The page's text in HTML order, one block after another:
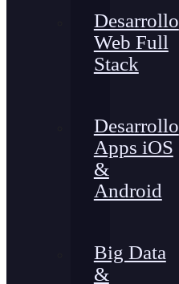
Desarrollo
Web Full
Stack
Desarrollo
Apps iOS
&
Android
Big Data
&